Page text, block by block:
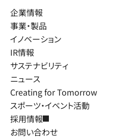
企業情報
事業・製品
イノベーション
IR情報
サステナビリティ
ニュース
Creating for Tomorrow
スポーツ・イベント活動
採用情報
お問い合わせ